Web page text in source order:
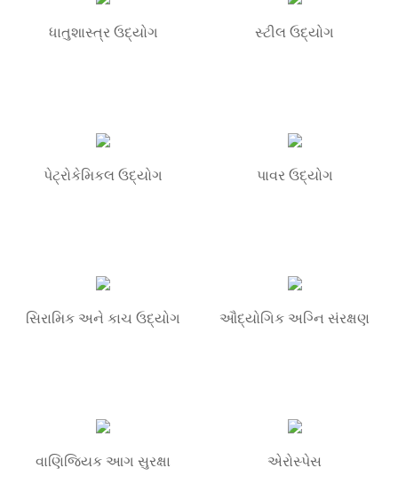
ધાતુશાસ્ત્ર ઉદ્યોગ સ્ટીલ ઉદ્યોગ
પેટ્રોકેમિકલ ઉદ્યોગ પાવર ઉદ્યોગ
સિરામિક અને કાચ ઉદ્યોગ ઔદ્યોગિક અગ્નિ સંરક્ષણ
વાણિજ્યિક આગ સુરક્ષા એરોસ્પેસ